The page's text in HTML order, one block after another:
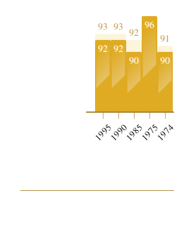
93
92
1995
93
92
1990
92
90
1985
96
1975
91
90
1974